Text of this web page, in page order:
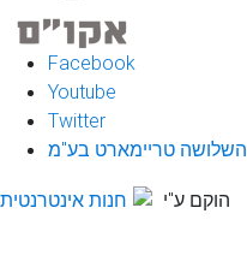
Facebook
Youtube
Twitter
השלושה טריימארט בע"מ
הוקם ע"י חנות אינטרנטית